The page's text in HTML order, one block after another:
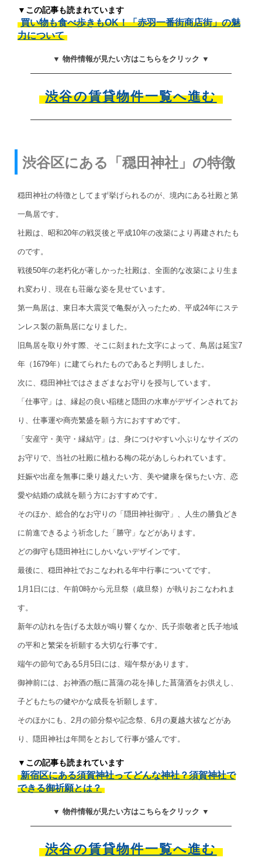
▼この記事も読まれています
買い物も食べ歩きもOK！「赤羽一番街商店街」の魅
力について
▼ 物件情報が見たい方はこちらをクリック ▼
渋谷の賃貸物件一覧へ進む
渋谷区にある「穏田神社」の特徴
穏田神社の特徴としてまず挙げられるのが、境内にある社殿と第
一鳥居です。
社殿は、昭和20年の戦災後と平成10年の改築により再建されたも
のです。
戦後50年の老朽化が著しかった社殿は、全面的な改築により生ま
れ変わり、現在も荘厳な姿を見せています。
第一鳥居は、東日本大震災で亀裂が入ったため、平成24年にステ
ンレス製の新鳥居になりました。
旧鳥居を取り外す際、そこに刻まれた文字によって、鳥居は延宝7
年（1679年）に建てられたものであると判明しました。
次に、穏田神社ではさまざまなお守りを授与しています。
「仕事守」は、縁起の良い稲穂と隠田の水車がデザインされてお
り、仕事運や商売繁盛を願う方におすすめです。
「安産守・美守・縁結守」は、身につけやすい小ぶりなサイズの
お守りで、当社の社殿に植わる梅の花があしらわれています。
妊娠や出産を無事に乗り越えたい方、美や健康を保ちたい方、恋
愛や結婚の成就を願う方におすすめです。
そのほか、総合的なお守りの「隠田神社御守」、人生の勝負どき
に前進できるよう祈念した「勝守」などがあります。
どの御守も隠田神社にしかいないデザインです。
最後に、穏田神社でおこなわれる年中行事についてです。
1月1日には、午前0時から元旦祭（歳旦祭）が執りおこなわれま
す。
新年の訪れを告げる太鼓が鳴り響くなか、氏子崇敬者と氏子地域
の平和と繁栄を祈願する大切な行事です。
端午の節句である5月5日には、端午祭があります。
御神前には、お神酒の瓶に菖蒲の花を挿した菖蒲酒をお供えし、
子どもたちの健やかな成長を祈願します。
そのほかにも、2月の節分祭や記念祭、6月の夏越大祓などがあ
り、隠田神社は年間をとおして行事が盛んです。
▼この記事も読まれています
新宿区にある須賀神社ってどんな神社？須賀神社で
できる御祈願とは？
▼ 物件情報が見たい方はこちらをクリック ▼
渋谷の賃貸物件一覧へ進む